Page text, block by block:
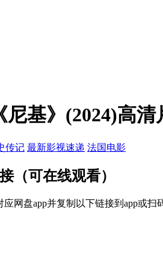
基》(2024)高
传记 最新影视速递 法国电影
（可在线观看）
应网盘app并复制以下链接到app或